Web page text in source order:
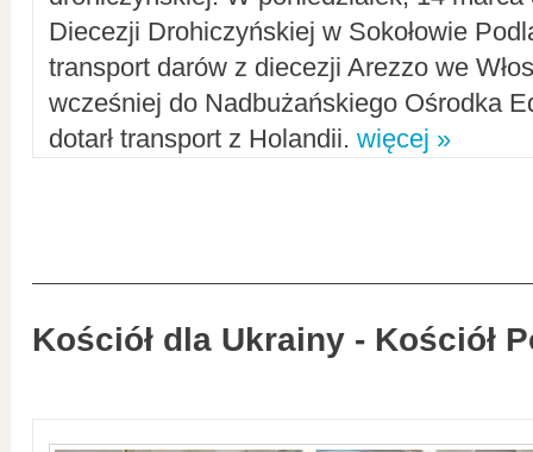
Diecezji Drohiczyńskiej w Sokołowie
transport darów z diecezji Arezzo we
wcześniej do Nadbużańskiego Ośrodka
dotarł transport z Holandii. więcej »
Kościół dla Ukrainy - Kościół